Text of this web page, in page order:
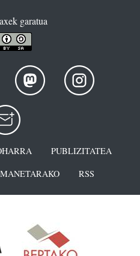
garatua
PUBLIZITATEA
RSS